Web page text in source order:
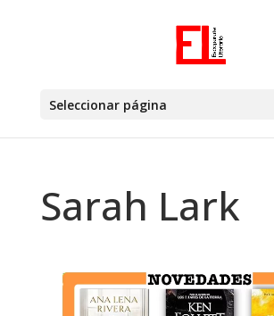
Seleccionar página
Sarah Lark